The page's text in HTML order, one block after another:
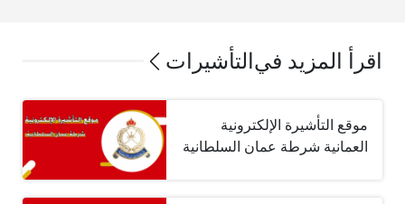
اقرأ المزيد في التأشيرات
موقع التأشيرة الإلكترونية
العمانية شرطة عمان السلطانية